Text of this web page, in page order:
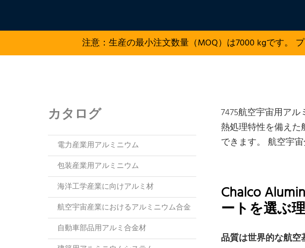
注意：生産の最小注文数量（MOQ）は7000 kgです。
カタログ
電力産業用アルミニウム
包装産業用アルミニウム
海洋工学産業に向けアルミ材
航空宇宙産業におけるアルミニウム合金
自動車部品用アルミ合金材
7475航空宇宙用ア
熱処理特性を備え
できます。 航空宇
Chalco
ートを選ぶ
品質は世界的な航